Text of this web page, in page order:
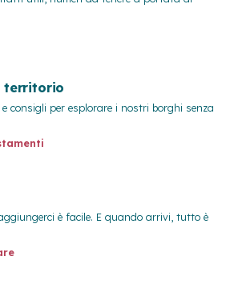
territorio
consigli per esplorare i nostri borghi senza
è facile. E quando arrivi, tutto è